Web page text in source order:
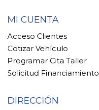
MI CUENTA
Acceso Clientes
Cotizar Vehículo
Programar Cita Taller
Solicitud Financiamiento
DIRECCIÓN